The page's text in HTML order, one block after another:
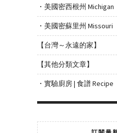
・美國密西根州 Michigan
・美國密蘇里州 Missouri
【台灣～永遠的家】
【其他分類文章】
・實驗廚房 | 食譜 Recipe